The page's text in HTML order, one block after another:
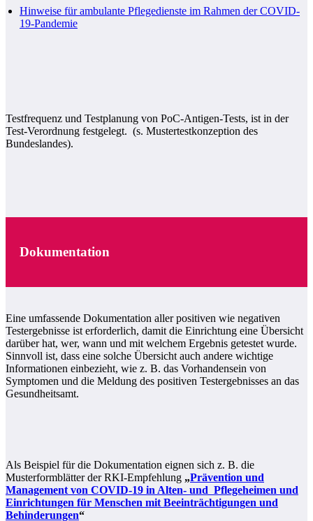
Hinweise für ambulante Pflegedienste im Rahmen der COVID-
19-Pandemie
Testfrequenz und Testplanung von PoC-Antigen-Tests, ist in der
Test-Verordnung festgelegt. (s. Mustertestkonzeption des
Bundeslandes).
Dokumentation
Eine umfassende Dokumentation aller positiven wie negativen
Testergebnisse ist erforderlich, damit die Einrichtung eine Übersicht
darüber hat, wer, wann und mit welchem Ergebnis getestet wurde.
Sinnvoll ist, dass eine solche Übersicht auch andere wichtige
Informationen einbezieht, wie z. B. das Vorhandensein von
Symptomen und die Meldung des positiven Testergebnisses an das
Gesundheitsamt.
Als Beispiel für die Dokumentation eignen sich z. B. die
Musterformblätter der RKI-Empfehlung „Prävention und
Management von COVID-19 in Alten- und Pflegeheimen und
Einrichtungen für Menschen mit Beeinträchtigungen und
Behinderungen“